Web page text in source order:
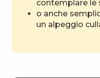
contemplare le
o anche
un alpeggio